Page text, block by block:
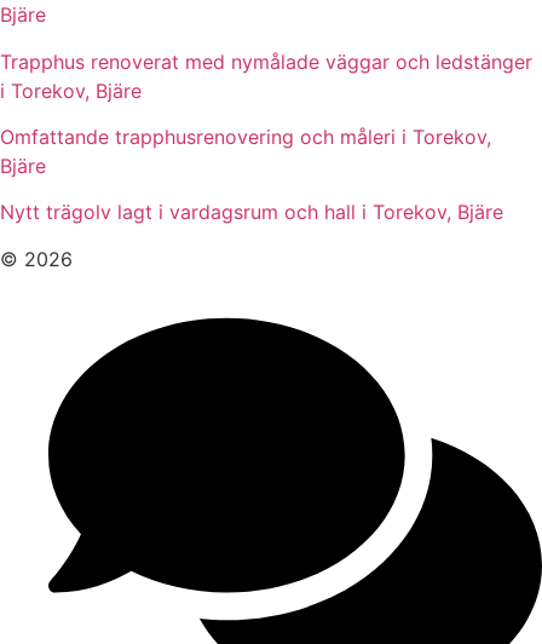
Bjäre
Trapphus renoverat med nymålade väggar och ledstänger
i Torekov, Bjäre
Omfattande trapphusrenovering och måleri i Torekov,
Bjäre
Nytt trägolv lagt i vardagsrum och hall i Torekov, Bjäre
© 2026